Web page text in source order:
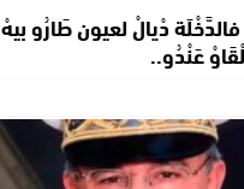
دْيالْ لعيون طَارُو بيهْ
عَنْدُو..